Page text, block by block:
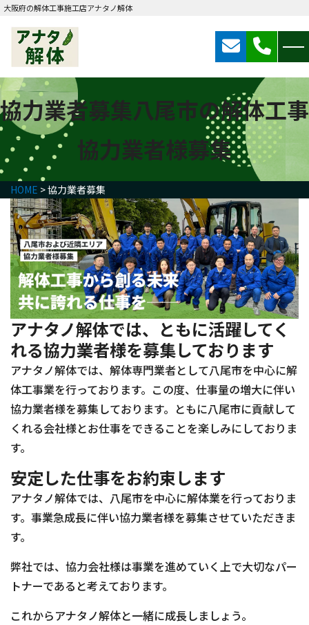
大阪府の解体工事施工店アナタノ解体
協力業者募集八尾市の解体工事
協力業者様募集
HOME >協力業者募集
アナタノ解体では、ともに活躍してく
れる協力業者様を募集しております
アナタノ解体では、解体専門業者として八尾市を中心に解
体工事業を行っております。この度、仕事量の増大に伴い
協力業者様を募集しております。ともに八尾市に貢献して
くれる会社様とお仕事をできることを楽しみにしておりま
す。
安定した仕事をお約束します
アナタノ解体では、八尾市を中心に解体業を行っておりま
す。事業急成長に伴い協力業者様を募集させていただきま
す。
弊社では、協力会社様は事業を進めていく上で大切なパー
トナーであると考えております。
これからアナタノ解体と一緒に成長しましょう。